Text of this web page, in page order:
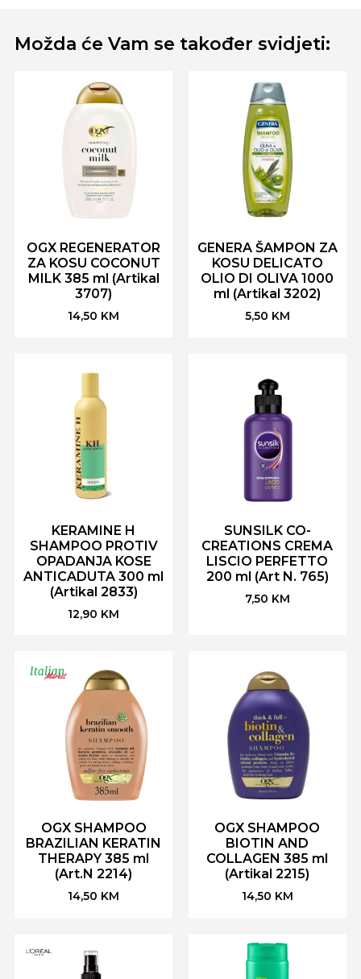
Možda će Vam se također svidjeti:
OGX REGENERATOR
ZA KOSU COCONUT
MILK 385 ml (Artikal
3707)
14,50 KM
GENERA ŠAMPON ZA
KOSU DELICATO
OLIO DI OLIVA 1000
ml (Artikal 3202)
5,50 KM
KERAMINE H
SHAMPOO PROTIV
OPADANJA KOSE
ANTICADUTA 300 ml
(Artikal 2833)
12,90 KM
SUNSILK CO-
CREATIONS CREMA
LISCIO PERFETTO
200 ml (Art N. 765)
7,50 KM
OGX SHAMPOO
BRAZILIAN KERATIN
THERAPY 385 ml
(Art.N 2214)
14,50 KM
OGX SHAMPOO
BIOTIN AND
COLLAGEN 385 ml
(Artikal 2215)
14,50 KM